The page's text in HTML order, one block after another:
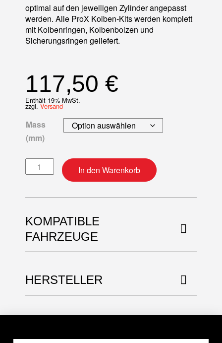
optimal auf den jeweiligen Zylinder angepasst
werden. Alle ProX Kolben-Kits werden komplett
mit Kolbenringen, Kolbenbolzen und
Sicherungsringen geliefert.
117,50 €
Enthält 19% MwSt.
zzgl. Versand
Mass
(mm)
Kolben-Kit MengeIn den Warenkorb
KOMPATIBLE
FAHRZEUGE
HERSTELLER